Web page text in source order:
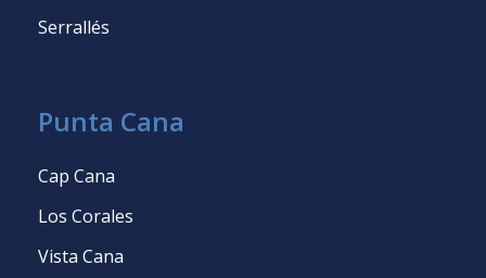
Serrallés
Punta Cana
Cap Cana
Los Corales
Vista Cana